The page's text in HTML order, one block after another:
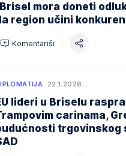
mora doneti
region učini
Komentariši
22.1.2026.
lideri u Briselu
carinama,
trgovinskog